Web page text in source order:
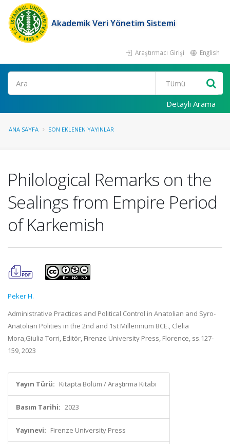
Akademik Veri Yönetim Sistemi
Araştırmacı Girişi English
Ara
Detaylı Arama
ANA SAYFA SON EKLENEN YAYINLAR
Philological Remarks on the
Sealings from Empire Period
of Karkemish
Peker H.
Administrative Practices and Political Control in Anatolian and Syro-
Anatolian Polities in the 2nd and 1st Millennium BCE., Clelia
Mora,Giulia Torri, Editör, Firenze University Press, Florence, ss.127-
159, 2023
Yayın Türü: Kitapta Bölüm / Araştırma Kitabı
Basım Tarihi: 2023
Yayınevi: Firenze University Press